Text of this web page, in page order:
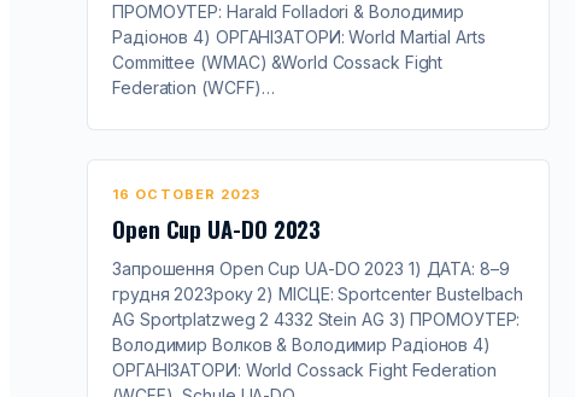
ПРОМОУТЕР: Harald Folladori & Володимир
Радіонов 4) ОРГАНІЗАТОРИ: World Martial Arts
Committee (WMAC) &World Cossack Fight
Federation (WCFF)…
16 OCTOBER 2023
Open Cup UA-DO 2023
Запрошення Open Cup UA-DO 2023 1) ДАТА: 8–9
грудня 2023року 2) МІСЦЕ: Sportcenter Bustelbach
AG Sportplatzweg 2 4332 Stein AG 3) ПРОМОУТЕР:
Володимир Волков & Володимир Радіонов 4)
ОРГАНІЗАТОРИ: World Cossack Fight Federation